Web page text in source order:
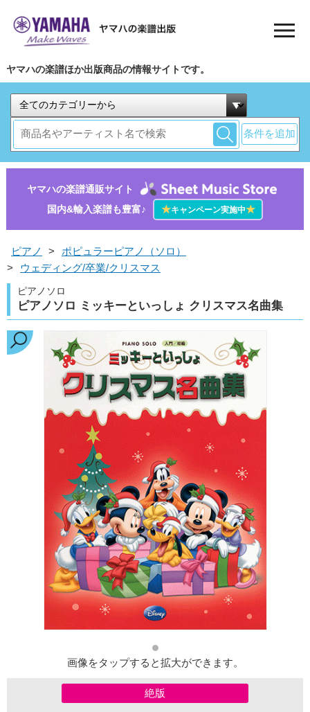
ヤマハの楽譜ほか出版商品の情報サイトです。
条件を追加
ヤマハの楽譜通販サイト
国内&輸入楽譜も豊富♪
★キャンペーン実施中★
ピアノ >
ポピュラーピアノ（ソロ）
>
ウェディング/卒業/クリスマス
ピアノソロ
ピアノソロ ミッキーといっしょ クリスマス名曲集
画像をタップすると拡大ができます。
絶版